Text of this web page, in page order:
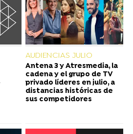
AUDIENCIAS JULIO
Antena 3 y Atresmedia, la
cadena y el grupo de TV
privado líderes en julio, a
distancias históricas de
sus competidores